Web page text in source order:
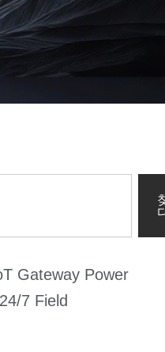
Gateway Power
7 Field